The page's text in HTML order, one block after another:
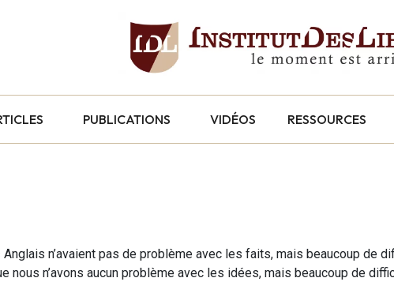
PUBLICATIONS VIDÉOS RESSOURCES
n’avaient pas de problème avec les faits, mais beaucoup de
nous n’avons aucun problème avec les idées, mais beaucoup de